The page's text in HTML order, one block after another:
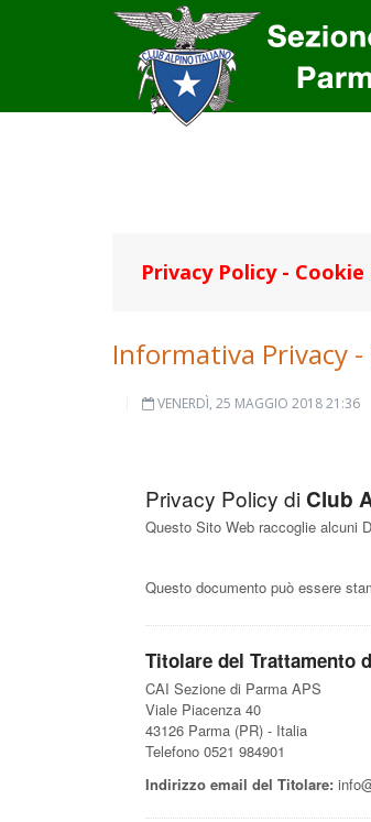
Privacy Policy -
Informativa Privacy -
VENERDÌ, 25 MAGGIO 2018 21:36
Privacy Policy di Club
Questo Sito Web raccoglie alcuni
Questo documento può essere
Titolare del Trattamento
CAI Sezione di Parma APS
Viale Piacenza 40
43126 Parma (PR) - Italia
Telefono 0521 984901
Indirizzo email del Titolare: